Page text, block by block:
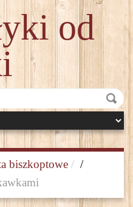
od
biszkoptowe
/